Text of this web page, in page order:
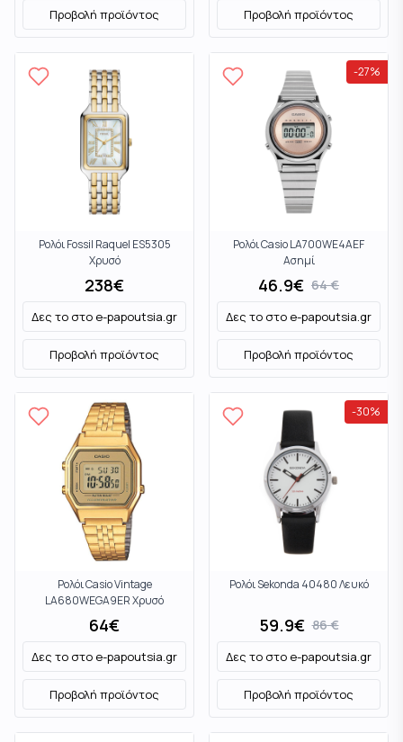
Προβολή προϊόντος Προβολή προϊόντος
Ρολόι Fossil Raquel ES5305
Χρυσό
238€
Δες το στο e-papoutsia.gr
Προβολή προϊόντος
-27%
Ρολόι Casio LA700WE4AEF
Ασημί
46.9€ 64€
Δες το στο e-papoutsia.gr
Προβολή προϊόντος
Ρολόι Casio Vintage
LA680WEGA9ER Χρυσό
64€
Δες το στο e-papoutsia.gr
Προβολή προϊόντος
-30%
Ρολόι Sekonda 40480 Λευκό
59.9€ 86€
Δες το στο e-papoutsia.gr
Προβολή προϊόντος